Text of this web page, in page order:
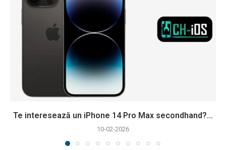
Te interesează un iPhone 14 Pro Max secondhand?...
10-02-2026